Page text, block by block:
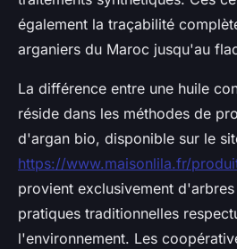
également la traçabilité
arganiers du Maroc jusqu'au
La différence entre une huile
réside dans les méthodes de
d'argan bio, disponible sur le
https://www.maisonlila.fr/
provient exclusivement
pratiques traditionnelles
l'environnement. Les